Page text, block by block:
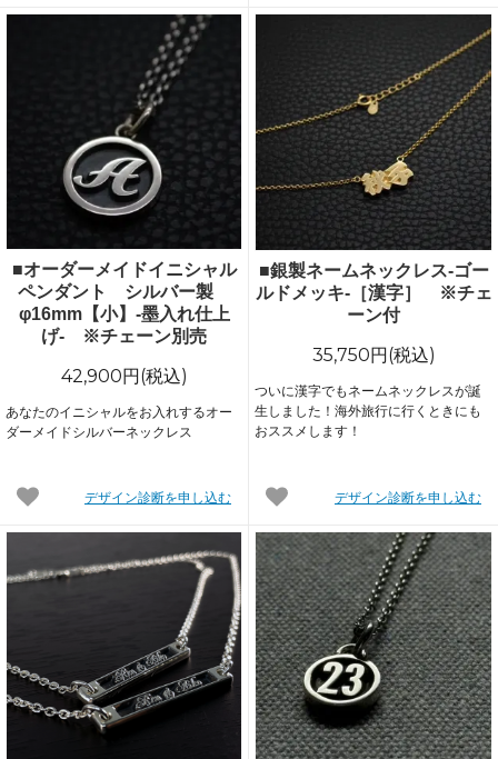
■オーダーメイドイニシャル
ペンダント シルバー製
φ16mm【小】-墨入れ仕上
げ- ※チェーン別売
42,900円(税込)
あなたのイニシャルをお入れするオー
ダーメイドシルバーネックレス
デザイン診断を申し込む
■銀製ネームネックレス-ゴー
ルドメッキ-［漢字］ ※チェ
ーン付
35,750円(税込)
ついに漢字でもネームネックレスが誕
生しました！海外旅行に行くときにも
おススメします！
デザイン診断を申し込む